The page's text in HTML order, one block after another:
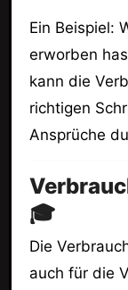
Ein Beispiel:
erworben
kann die
richtigen
Ansprüche
🎓
Die
auch für die